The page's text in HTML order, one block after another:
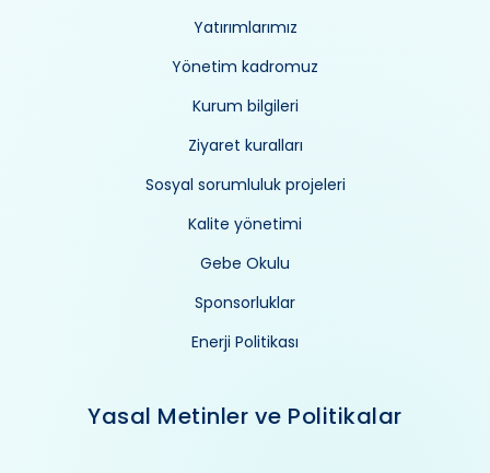
Yatırımlarımız
Yönetim kadromuz
Kurum bilgileri
Ziyaret kuralları
Sosyal sorumluluk projeleri
Kalite yönetimi
Gebe Okulu
Sponsorluklar
Enerji Politikası
Yasal Metinler ve Politikalar